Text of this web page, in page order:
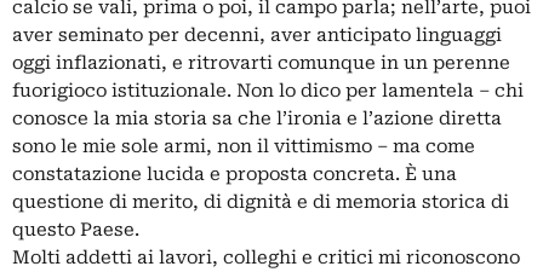
calcio se vali, prima o poi, il campo parla; nell’arte, puoi
aver seminato per decenni, aver anticipato linguaggi
oggi inflazionati, e ritrovarti comunque in un perenne
fuorigioco istituzionale. Non lo dico per lamentela – chi
conosce la mia storia sa che l’ironia e l’azione diretta
sono le mie sole armi, non il vittimismo – ma come
constatazione lucida e proposta concreta. È una
questione di merito, di dignità e di memoria storica di
questo Paese.
Molti addetti ai lavori, colleghi e critici mi riconoscono